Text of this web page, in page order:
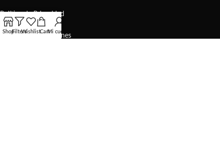
Política de Privacidad
Política de Cookies
Términos y Condiciones
ShopFiltersWishlistCartMi cuenta